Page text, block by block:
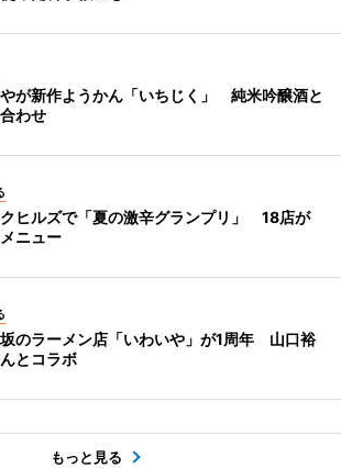
が新作ようかん「いちじく」 純米吟醸酒と
わせ
ヒルズで「夏の激辛グランプリ」 18店が
ニュー
のラーメン店「いわいや」が1周年 山口裕
とコラボ
もっと見る